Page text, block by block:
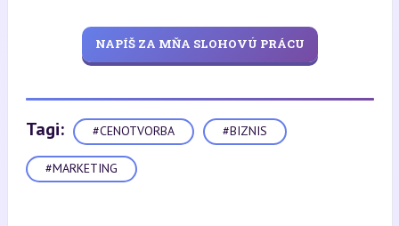
NAPÍŠ ZA MŇA SLOHOVÚ PRÁCU
Tagi: #CENOTVORBA #BIZNIS
#MARKETING